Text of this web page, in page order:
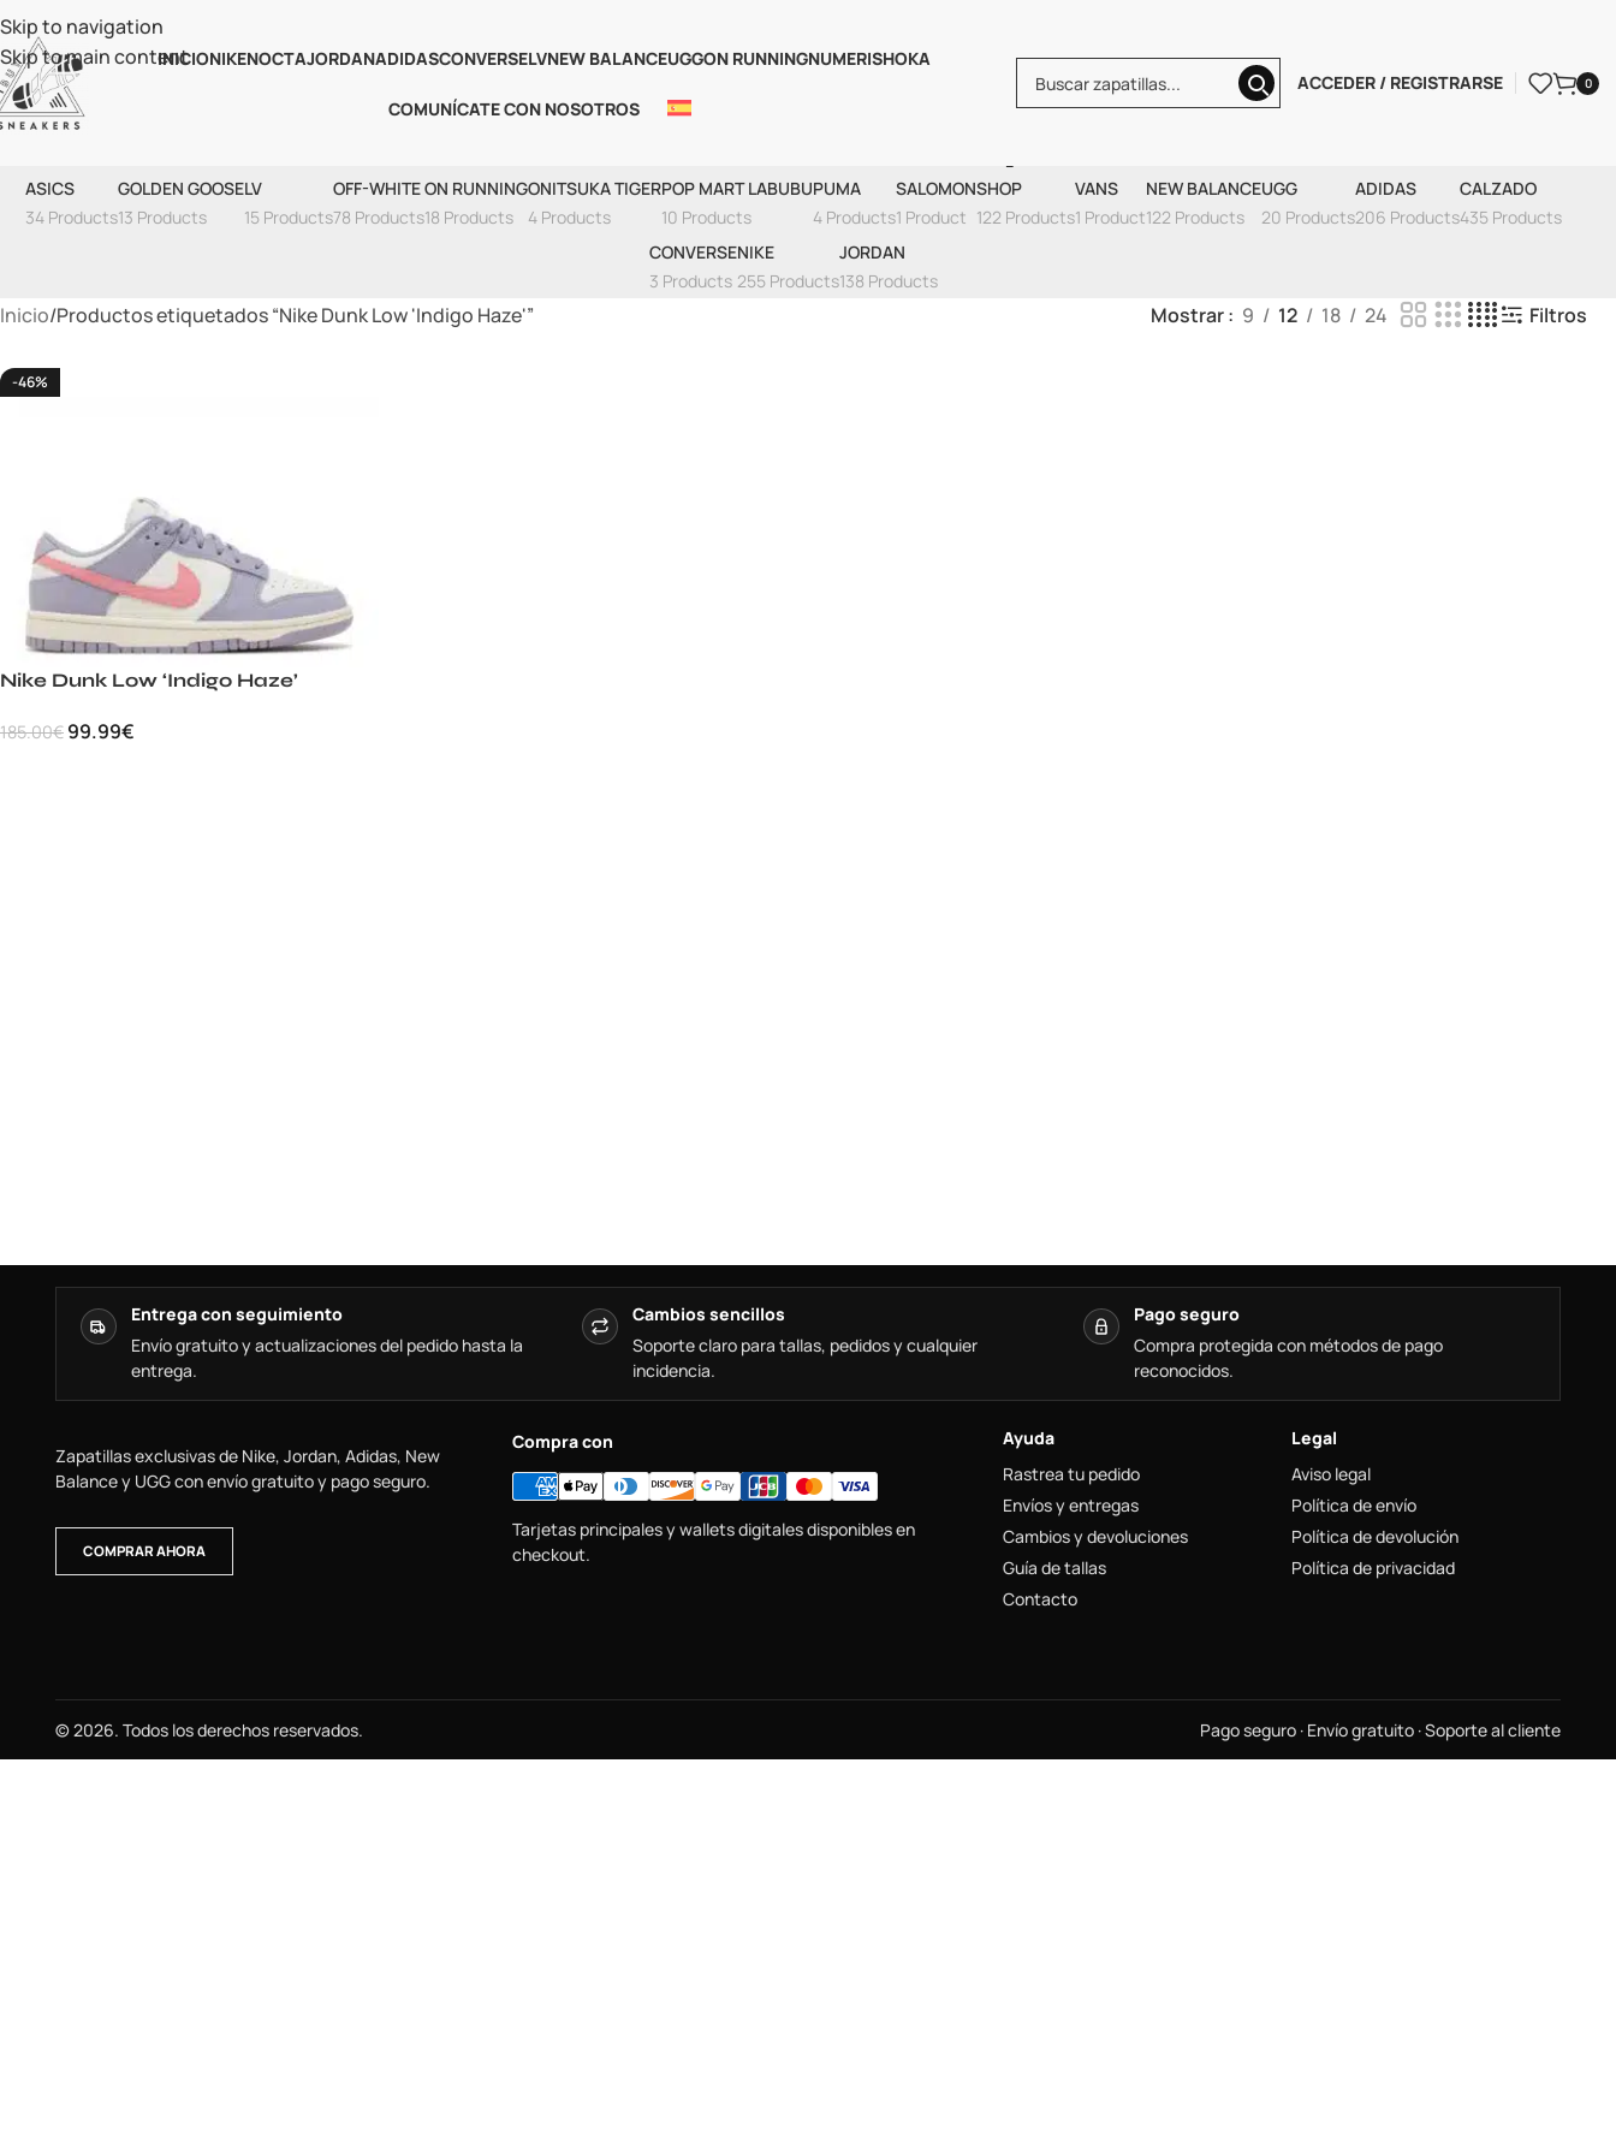
Skip to navigation
Skip to main content
INICIONIKENOCTAJORDANADIDASCONVERSELVNEW BALANCEUGGON RUNNINGNUMERISHOKA
COMUNÍCATE CON NOSOTROS
ACCEDER / REGISTRARSE 0
Nike Dunk Low 'Indigo Haze'
ASICS
34 Products
GOLDEN GOOSE
13 Products
LV
15 Products
OFF-WHITE
78 Products
ON RUNNING
18 Products
ONITSUKA TIGER
4 Products
POP MART LABUBU
10 Products
PUMA
4 Products
SALOMON
1 Product
SHOP
122 Products
VANS
1 Product
NEW BALANCE
122 Products
UGG
20 Products
ADIDAS
206 Products
CALZADO
435 Products
CONVERSE
3 Products
NIKE
255 Products
JORDAN
138 Products
Inicio Productos etiquetados “Nike Dunk Low 'Indigo Haze'” Mostrar 9 12 18 24 Filtros
-46%
Nike Dunk Low ‘Indigo Haze’
185.00€ 99.99€
Entrega con seguimiento
Envío gratuito y actualizaciones del pedido hasta la
entrega.
Cambios sencillos
Soporte claro para tallas, pedidos y cualquier
incidencia.
Pago seguro
Compra protegida con métodos de pago
reconocidos.
Zapatillas exclusivas de Nike, Jordan, Adidas, New
Balance y UGG con envío gratuito y pago seguro.
COMPRAR AHORA
Compra con
Tarjetas principales y wallets digitales disponibles en
checkout.
Ayuda
Rastrea tu pedido
Envíos y entregas
Cambios y devoluciones
Guía de tallas
Contacto
Legal
Aviso legal
Política de envío
Política de devolución
Política de privacidad
© 2026. Todos los derechos reservados. Pago seguro · Envío gratuito · Soporte al cliente